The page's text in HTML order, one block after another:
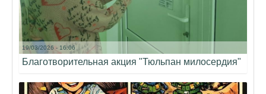
19/03/2026 - 16:06
Благотворительная акция "Тюльпан милосердия"